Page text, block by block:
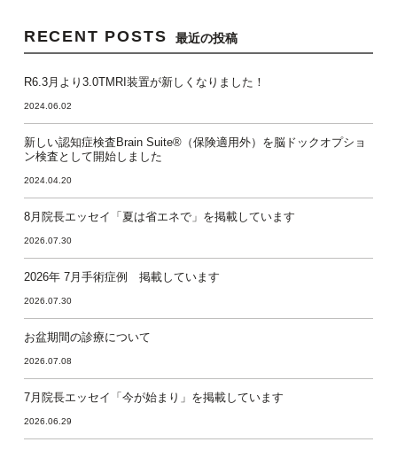
RECENT POSTS 最近の投稿
R6.3月より3.0TMRI装置が新しくなりました！
2024.06.02
新しい認知症検査Brain Suite®（保険適用外）を脳ドックオプショ
ン検査として開始しました
2024.04.20
8月院長エッセイ「夏は省エネで」を掲載しています
2026.07.30
2026年 7月手術症例 掲載しています
2026.07.30
お盆期間の診療について
2026.07.08
7月院長エッセイ「今が始まり」を掲載しています
2026.06.29